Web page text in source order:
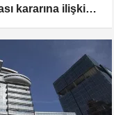
kararına ilişkin